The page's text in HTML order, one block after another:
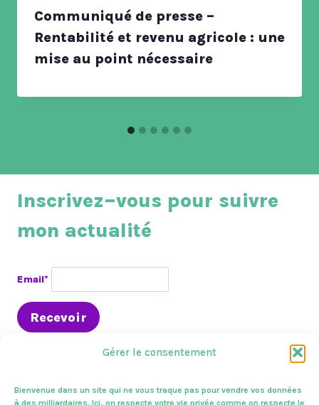
Gérer le consentement
Bienvenue dans un site qui ne vous traque pas pour vendre vos données
à des milliardaires. Ici, on respecte votre vie privée comme on respecte le
Communiqué de presse –
Rentabilité et revenu agricole : une
mise au point nécessaire
Inscrivez–vous pour suivre
mon actualité
Email*